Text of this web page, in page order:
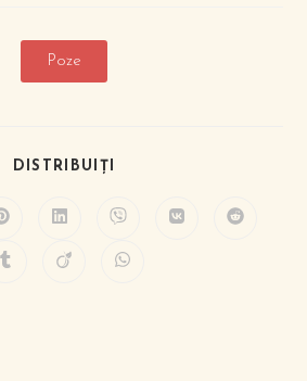
Poze
DISTRIBUIȚI